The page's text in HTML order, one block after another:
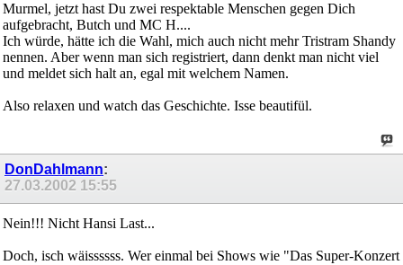
Murmel, jetzt hast Du zwei respektable Menschen gegen Dich
aufgebracht, Butch und MC H....
Ich würde, hätte ich die Wahl, mich auch nicht mehr Tristram Shandy
nennen. Aber wenn man sich registriert, dann denkt man nicht viel
und meldet sich halt an, egal mit welchem Namen.
Also relaxen und watch das Geschichte. Isse beautifül.
DonDahlmann:
27.03.2002 15:55
Nein!!! Nicht Hansi Last...
Doch, isch wäissssss. Wer einmal bei Shows wie "Das Super-Konzert